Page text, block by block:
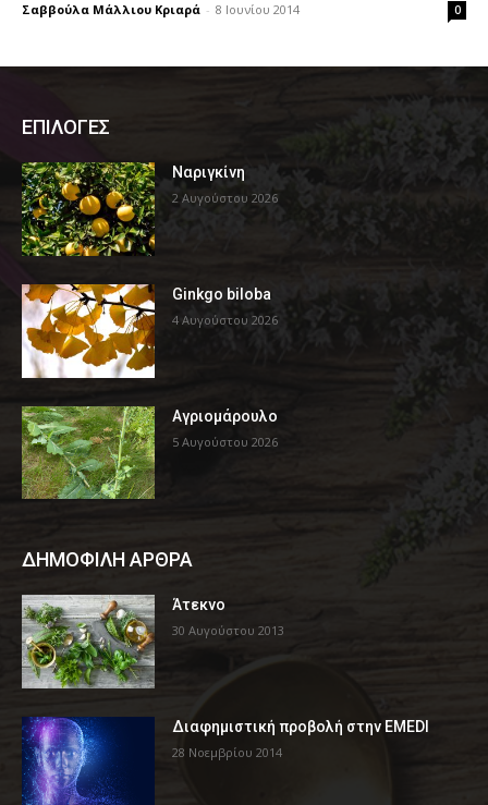
Σαββούλα Μάλλιου Κριαρά - 8 Ιουνίου 2014 0
ΕΠΙΛΟΓΕΣ
Ναριγκίνη
2 Αυγούστου 2026
Ginkgo biloba
4 Αυγούστου 2026
Αγριομάρουλο
5 Αυγούστου 2026
ΔΗΜΟΦΙΛΗ ΑΡΘΡΑ
Άτεκνο
30 Αυγούστου 2013
Διαφημιστική προβολή στην EMEDI
28 Νοεμβρίου 2014